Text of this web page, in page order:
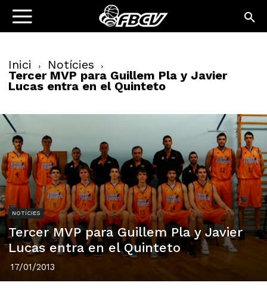
Inici Notícies
Tercer MVP para Guillem Pla y Javier
Lucas entra en el Quinteto
NOTÍCIES
Tercer MVP para Guillem Pla y Javier
Lucas entra en el Quinteto
17/01/2013